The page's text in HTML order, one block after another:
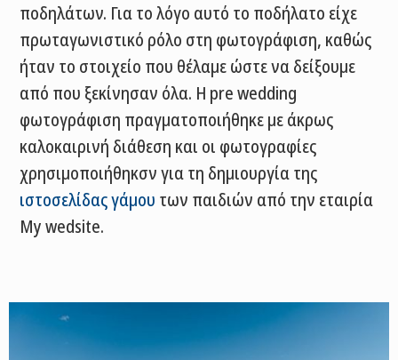
ποδηλάτων. Για το λόγο αυτό το ποδήλατο είχε
πρωταγωνιστικό ρόλο στη φωτογράφιση, καθώς
ήταν το στοιχείο που θέλαμε ώστε να δείξουμε
από που ξεκίνησαν όλα. Η pre wedding
φωτογράφιση πραγματοποιήθηκε με άκρως
καλοκαιρινή διάθεση και οι φωτογραφίες
χρησιμοποιήθηκσν για τη δημιουργία της
ιστοσελίδας γάμου των παιδιών από την εταιρία
My wedsite.